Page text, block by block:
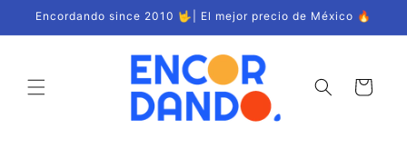
directamente
al contenido
Encordando since 2010 🤟| El mejor precio de México 🔥
Carrito